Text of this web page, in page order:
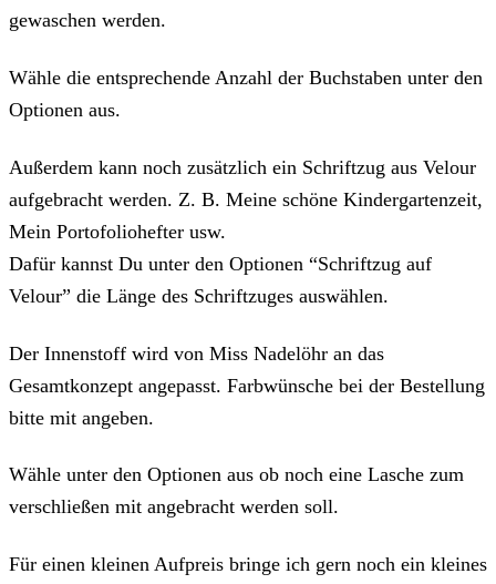
gewaschen werden.
Wähle die entsprechende Anzahl der Buchstaben unter den
Optionen aus.
Außerdem kann noch zusätzlich ein Schriftzug aus Velour
aufgebracht werden. Z. B. Meine schöne Kindergartenzeit,
Mein Portofoliohefter usw.
Dafür kannst Du unter den Optionen “Schriftzug auf
Velour” die Länge des Schriftzuges auswählen.
Der Innenstoff wird von Miss Nadelöhr an das
Gesamtkonzept angepasst. Farbwünsche bei der Bestellung
bitte mit angeben.
Wähle unter den Optionen aus ob noch eine Lasche zum
verschließen mit angebracht werden soll.
Für einen kleinen Aufpreis bringe ich gern noch ein kleines